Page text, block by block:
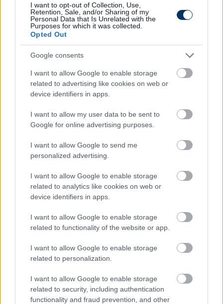
I want to opt-out of Collection, Use,
Retention, Sale, and/or Sharing of my
Personal Data that Is Unrelated with the
Purposes for which it was collected.
Opted Out
Google consents
I want to allow Google to enable storage
related to advertising like cookies on web or
device identifiers in apps.
I want to allow my user data to be sent to
Google for online advertising purposes.
I want to allow Google to send me
personalized advertising.
I want to allow Google to enable storage
related to analytics like cookies on web or
device identifiers in apps.
I want to allow Google to enable storage
related to functionality of the website or app.
I want to allow Google to enable storage
related to personalization.
I want to allow Google to enable storage
related to security, including authentication
functionality and fraud prevention, and other
MAGYAR KUPA
Magyar Kupa-döntő: Eldőlt, ki lesz a
finálé játékvezetője!
MAGYAR KUPA
Jön a Fradi-ZTE Magyar Kupa-finálé:
"Meglepődnék, ha nem lennének élesek
Nemes gesztus: A Magyar Kupa
megnyerése után sem feledkezett meg
Fradi: Trónról a mélybe – ilyen rémálmot
csak egy csapat élt át a
kupadöntőkben
Paksi csoda és orosz rulett, újabb
fricska a Fradinak - hazai szalagcímek
a kupadöntő után